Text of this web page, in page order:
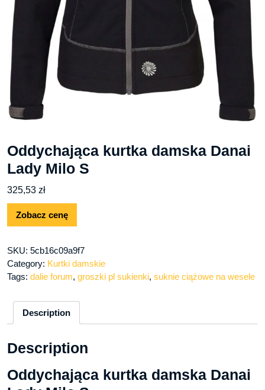
Oddychająca kurtka damska Danai
Lady Milo S
325,53 zł
Zobacz cenę
SKU: 5cb16c09a9f7
Category: Kurtki damskie
Tags: dalie forum, groszki pl sukienki, suknie ciążowe na wesele
Description
Description
Oddychająca kurtka damska Danai